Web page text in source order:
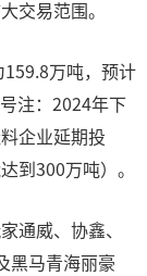
交易范围。
万吨，预计
注：2024年下
企业延期投
到300万吨）。
通威、协鑫、
黑马青海丽豪